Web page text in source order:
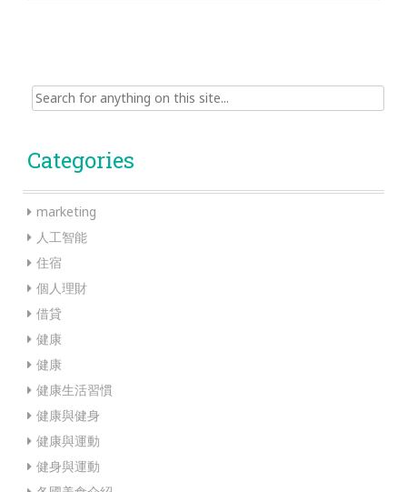
Search
for:
Categories
marketing
人工智能
住宿
個人理財
借貸
健康
健康
健康生活習慣
健康與健身
健康與運動
健身與運動